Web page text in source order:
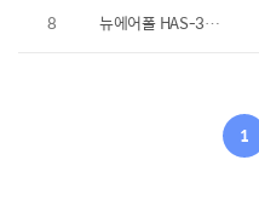
8 뉴에어폴 HAS-3002 메뉴얼
1